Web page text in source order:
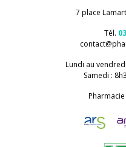
7 place
Tél.
contact@
Lundi au
Samedi :